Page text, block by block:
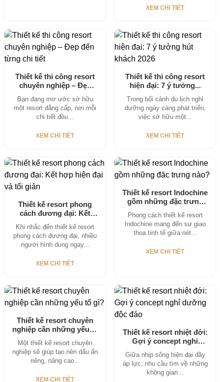
XEM CHI TIẾT
Thiết kế thi công resort
chuyên nghiệp – Đẹp
Bạn đang mơ ước sở hữu
một resort đẳng cấp, nơi mỗi
chi tiết đều...
XEM CHI TIẾT
Thiết kế thi công resort
hiện đại: 7 ý tưởng...
Trong bối cảnh du lịch nghỉ
dưỡng ngày càng phát triển,
việc sở hữu một...
XEM CHI TIẾT
Thiết kế resort phong
cách đương đại: Kết
hợp hiện...
Khi nhắc đến thiết kế resort
phong cách đương đại, nhiều
người hình dung ngay...
XEM CHI TIẾT
Thiết kế resort Indochine
gồm những đặc trưng
nào?
Phong cách thiết kế resort
Indochine mang đến sự giao
thoa tinh tế giữa nét...
XEM CHI TIẾT
Thiết kế resort chuyên
nghiệp cần những yếu tố
gì?
Một thiết kế resort chuyên
nghiệp sẽ giúp tạo nên dấu ấn
riêng, nâng cao...
XEM CHI TIẾT
Thiết kế resort nhiệt đới:
Gợi ý concept nghỉ
dưỡng...
Giữa nhịp sống hiện đại đầy
áp lực, nhu cầu tìm về những
không gian...